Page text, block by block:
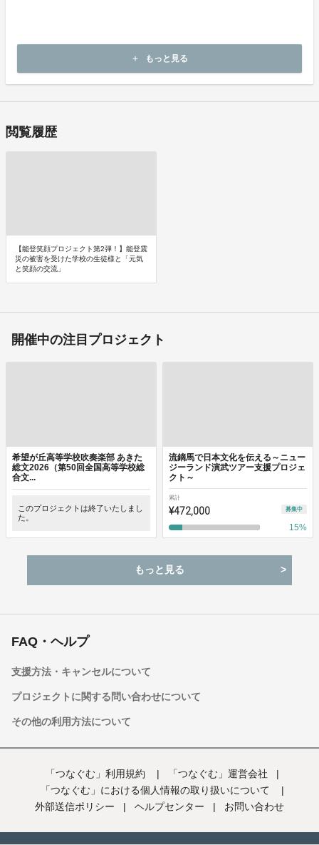
商品到着後14日以内に弊社までご連絡いただいた後、
出品者から対応方法をお客様宛にご連絡致します。
add もっと見る
閲覧履歴
【能登笑顔プロジェクト第2弾！】能登震
災の被害を受けた学校の生徒様と「元気
と笑顔の交流」
開催中の注目プロジェクト
希望が丘高等学校吹奏楽部 あきた
総文2026（第50回全国高等学校総
合文...
このプロジェクトは終了いたしまし
た。
流鏑馬で日本文化を伝える～ニュー
ジーランド演武ツアー支援プロジェ
クト～
累計
¥472,000 募集中
15%
もっと見る
FAQ・ヘルプ
支援方法・キャンセルについて
プロジェクトに関する問い合わせについて
その他の利用方法について
「つなぐむ」利用規約 | 「つなぐむ」運営会社
|
「つなぐむ」における個人情報の取り扱いについて
|
外部送信ポリシー
| ヘルプセンター | お問い合わせ